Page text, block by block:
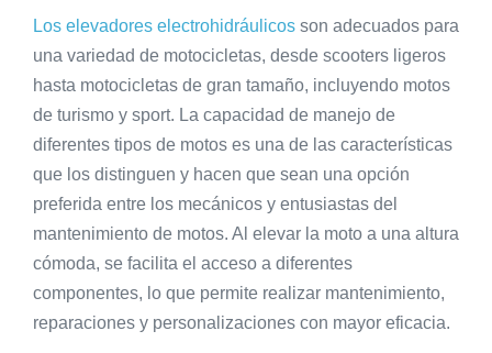
Los elevadores electrohidráulicos son adecuados para
una variedad de motocicletas, desde scooters ligeros
hasta motocicletas de gran tamaño, incluyendo motos
de turismo y sport. La capacidad de manejo de
diferentes tipos de motos es una de las características
que los distinguen y hacen que sean una opción
preferida entre los mecánicos y entusiastas del
mantenimiento de motos. Al elevar la moto a una altura
cómoda, se facilita el acceso a diferentes
componentes, lo que permite realizar mantenimiento,
reparaciones y personalizaciones con mayor eficacia.